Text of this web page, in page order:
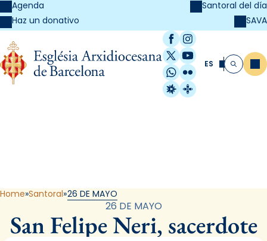
Agenda
Haz un donativo
Santoral del día
SAVA
Facebook
Instagram
X / Twitter
YouTube
WhatsApp
Flickr
Radio Estel
Catalunya
ES Buscar
Home Santoral 26 DE MAYO
26 DE MAYO
San Felipe Neri, sacerdote